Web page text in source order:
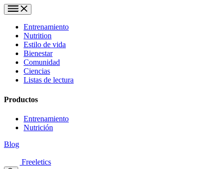
Entrenamiento
Nutrition
Estilo de vida
Bienestar
Comunidad
Ciencias
Listas de lectura
Productos
Entrenamiento
Nutrición
Blog
Freeletics